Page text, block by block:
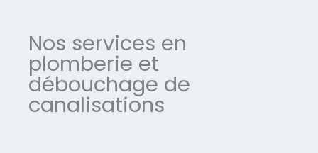
Nos services en
plomberie et
débouchage de
canalisations